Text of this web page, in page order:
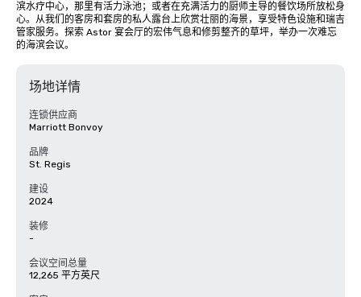
滨水疗中心，那里有活力泳池；或者在充满活力的厨师主导的餐饮场所放松身
心。从我们的客房和套房的私人露台上欣赏壮丽的海景，享受特色设施和瑞吉
管家服务。探索 Astor 宴会厅的宏伟气息和修剪整齐的草坪，举办一次难忘
的海滨会议。
场地详情
连锁供应商
Marriott Bonvoy
品牌
St. Regis
建设
2024
装修
-
会议空间总量
12,265 平方英尺